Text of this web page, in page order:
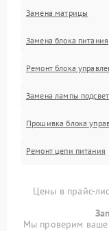
Замена матрицы
Замена блока питания
Ремонт блока
Замена лампы
Прошивка блока
Ремонт цепи питания
Цены в прайс-
Мы проверим ваше